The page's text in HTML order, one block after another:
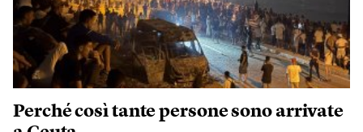
Perché così tante persone sono arrivate